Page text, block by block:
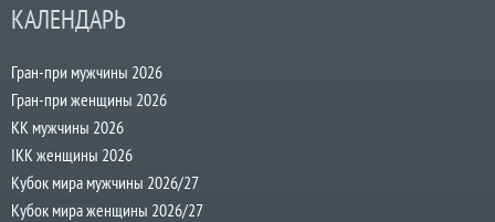
КАЛЕНДАРЬ
Гран-при мужчины 2026
Гран-при женщины 2026
КК мужчины 2026
IKK женщины 2026
Кубок мира мужчины 2026/27
Кубок мира женщины 2026/27